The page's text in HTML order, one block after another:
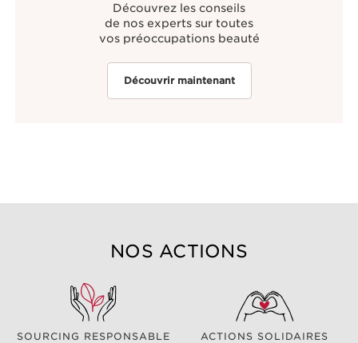
Découvrez les conseils
de nos experts sur toutes
vos préoccupations beauté
Découvrir maintenant
NOS ACTIONS
SOURCING RESPONSABLE ACTIONS SOLIDAIRES